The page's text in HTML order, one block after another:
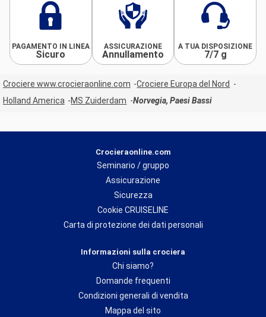
PAGAMENTO IN LINEA
Sicuro
ASSICURAZIONE
Annullamento
A TUA DISPOSIZIONE
7/7 g
Crociere www.crocieraonline.com
Crociere Europa del Nord
Holland America
MS Zuiderdam Norvegia, Paesi Bassi
Crocieraonline.com
Seminario / gruppo
Assicurazione
Sicurezza
Cookie CRUISELINE
Carta di protezione dei dati personali
Informazioni sulla crociera
Chi siamo?
Domande frequenti
Condizioni generali di vendita
Mappa del sito